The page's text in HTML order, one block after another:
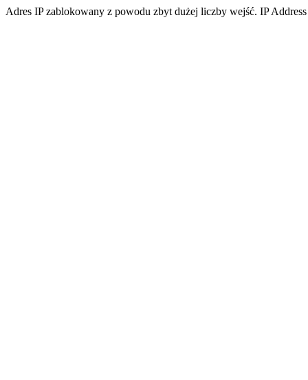
Adres IP zablokowany z powodu zbyt dużej liczby wejść. IP